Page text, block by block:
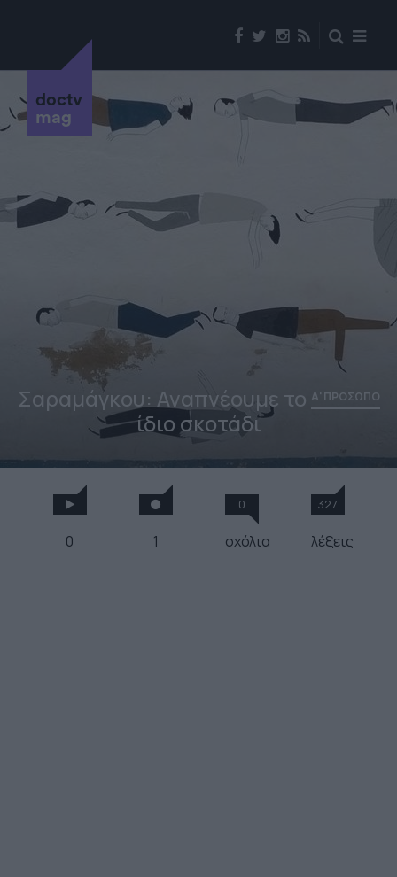
doctv
mag
Σαραμάγκου: Αναπνέουμε το Α' ΠΡΟΣΩΠΟ
ίδιο σκοτάδι
0 1
0
σχόλια
327
λέξεις